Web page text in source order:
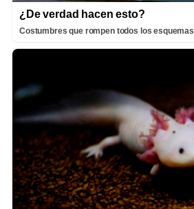
¿De verdad hacen esto?
Costumbres que rompen todos los esquemas